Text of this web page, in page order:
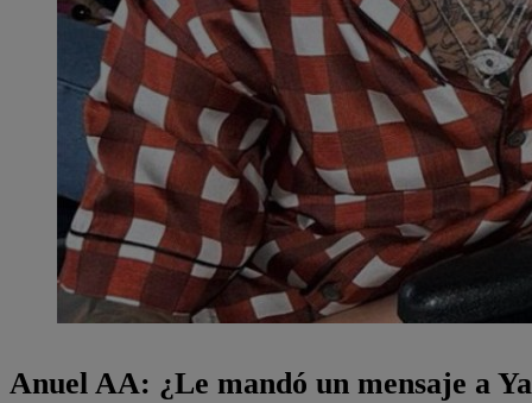
Anuel AA: ¿Le mandó un mensaje a